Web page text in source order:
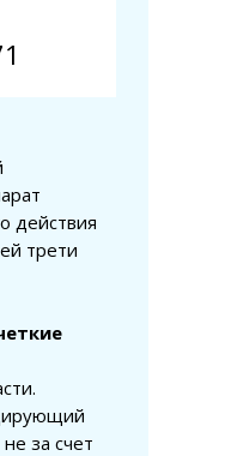
действия
трети
за счет